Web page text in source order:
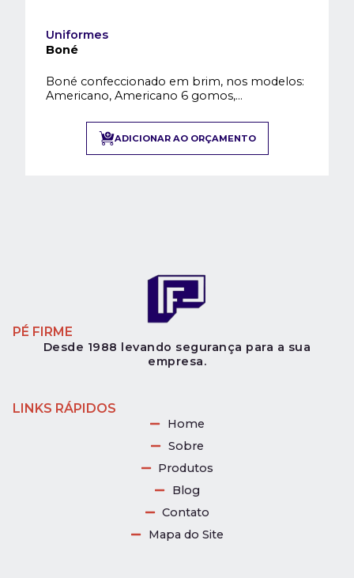
confeccionado em brim, nos modelos:
Americano 6 gomos,...
ADICIONAR AO ORÇAMENTO
Capuz de
PÉ FIRME
Desde 1988 levando segurança para a sua
empresa.
LINKS RÁPIDOS
Home
Sobre
Produtos
Blog
Contato
Mapa do Site